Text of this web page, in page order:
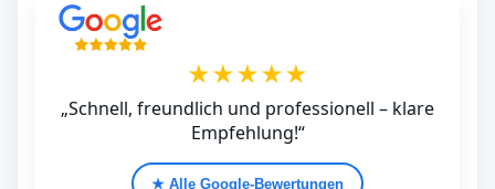
★★★★★
„Schnell, freundlich und professionell – klare
Empfehlung!“
★ Alle Google‑Bewertungen